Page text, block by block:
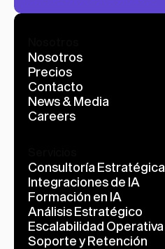
Nosotros
Precios
Contacto
News & Media
Careers
Consultoría Estratégica
Integraciones de IA
Formación en IA
Análisis Estratégico
Escalabilidad Operativa
Soporte y Retención